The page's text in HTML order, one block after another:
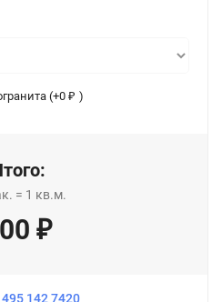
(+0 ₽ )
= 1 кв.м.
₽
495 142 7420